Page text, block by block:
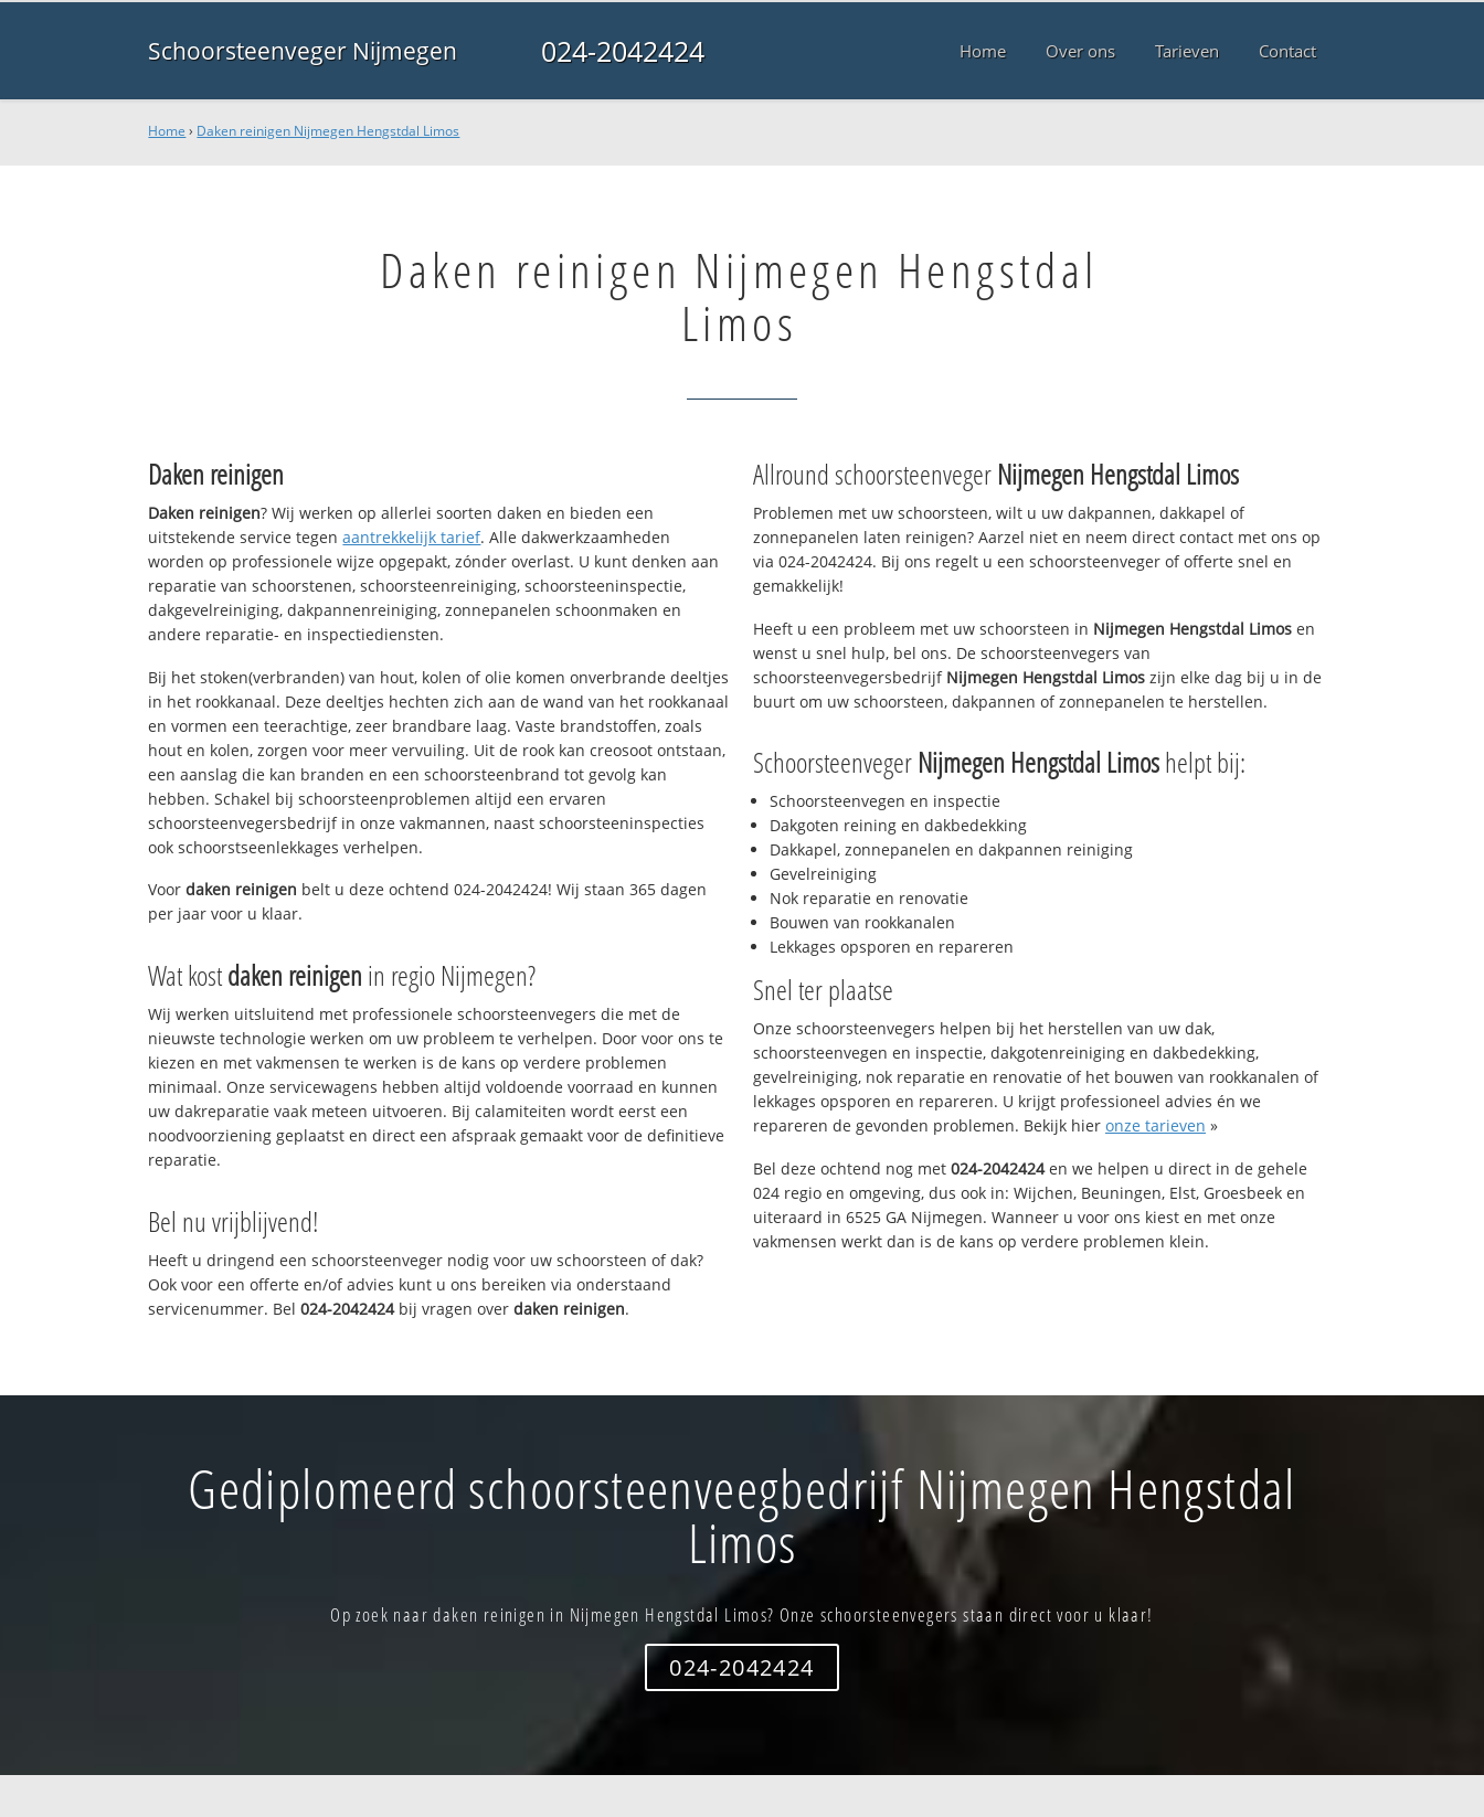
Schoorsteenveger Nijmegen 024-2042424 Home Over ons Tarieven Contact
Home › Daken reinigen Nijmegen Hengstdal Limos
Daken reinigen Nijmegen Hengstdal
Limos
Daken reinigen
Daken reinigen? Wij werken op allerlei soorten daken en bieden een
uitstekende service tegenaantrekkelijk tarief. Alle dakwerkzaamheden
worden op professionele wijze opgepakt, zónder overlast. U kunt denken aan
reparatie van schoorstenen, schoorsteenreiniging, schoorsteeninspectie,
dakgevelreiniging, dakpannenreiniging, zonnepanelen schoonmaken en
andere reparatie- en inspectiediensten.
Bij het stoken(verbranden) van hout, kolen of olie komen onverbrande deeltjes
in het rookkanaal. Deze deeltjes hechten zich aan de wand van het rookkanaal
en vormen een teerachtige, zeer brandbare laag. Vaste brandstoffen, zoals
hout en kolen, zorgen voor meer vervuiling. Uit de rook kan creosoot ontstaan,
een aanslag die kan branden en een schoorsteenbrand tot gevolg kan
hebben. Schakel bij schoorsteenproblemen altijd een ervaren
schoorsteenvegersbedrijf in onze vakmannen, naast schoorsteeninspecties
ook schoorstseenlekkages verhelpen.
Voordaken reinigen belt u deze ochtend 024-2042424! Wij staan 365 dagen
per jaar voor u klaar.
Wat kostdaken reinigen in regio Nijmegen?
Wij werken uitsluitend met professionele schoorsteenvegers die met de
nieuwste technologie werken om uw probleem te verhelpen. Door voor ons te
kiezen en met vakmensen te werken is de kans op verdere problemen
minimaal. Onze servicewagens hebben altijd voldoende voorraad en kunnen
uw dakreparatie vaak meteen uitvoeren. Bij calamiteiten wordt eerst een
noodvoorziening geplaatst en direct een afspraak gemaakt voor de definitieve
reparatie.
Bel nu vrijblijvend!
Heeft u dringend een schoorsteenveger nodig voor uw schoorsteen of dak?
Ook voor een offerte en/of advies kunt u ons bereiken via onderstaand
servicenummer. Bel024-2042424bij vragen overdaken reinigen.
Allround schoorsteenveger Nijmegen Hengstdal Limos
Problemen met uw schoorsteen, wilt u uw dakpannen, dakkapel of
zonnepanelen laten reinigen? Aarzel niet en neem direct contact met ons op
via 024-2042424. Bij ons regelt u een schoorsteenveger of offerte snel en
gemakkelijk!
Heeft u een probleem met uw schoorsteen in Nijmegen Hengstdal Limos en
wenst u snel hulp, bel ons. De schoorsteenvegers van
schoorsteenvegersbedrijf Nijmegen Hengstdal Limos zijn elke dag bij u in de
buurt om uw schoorsteen, dakpannen of zonnepanelen te herstellen.
Schoorsteenveger Nijmegen Hengstdal Limoshelpt bij:
Schoorsteenvegen en inspectie
Dakgoten reining en dakbedekking
Dakkapel, zonnepanelen en dakpannen reiniging
Gevelreiniging
Nok reparatie en renovatie
Bouwen van rookkanalen
Lekkages opsporen en repareren
Snel ter plaatse
Onze schoorsteenvegers helpen bij het herstellen van uw dak,
schoorsteenvegen en inspectie, dakgotenreiniging en dakbedekking,
gevelreiniging, nok reparatie en renovatie of het bouwen van rookkanalen of
lekkages opsporen en repareren. U krijgt professioneel advies én we
repareren de gevonden problemen. Bekijk hier onze tarieven »
Bel deze ochtend nog met 024-2042424en we helpen u direct in de gehele
024 regio en omgeving, dus ook in: Wijchen, Beuningen, Elst, Groesbeek en
uiteraard in 6525 GA Nijmegen. Wanneer u voor ons kiest en met onze
vakmensen werkt dan is de kans op verdere problemen klein.
Gediplomeerd schoorsteenveegbedrijf Nijmegen Hengstdal
Limos
Op zoek naar daken reinigen in Nijmegen Hengstdal Limos? Onze schoorsteenvegers staan direct voor u klaar!
024-2042424